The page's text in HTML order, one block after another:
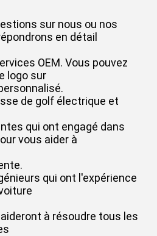
sur nous ou nos
en détail
OEM. Vous pouvez
logo sur
de golf électrique et
qui ont engagé dans
vous aider à
qui ont l'expérience
à résoudre tous les